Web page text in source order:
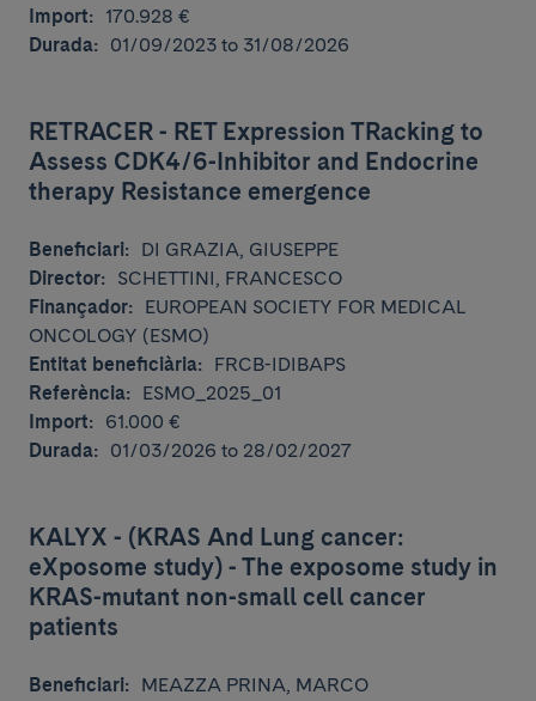
Import:
170.928 €
Durada:
01/09/2023 to 31/08/2026
RETRACER - RET Expression TRacking to
Assess CDK4/6-Inhibitor and Endocrine
therapy Resistance emergence
Beneficiari:
DI GRAZIA, GIUSEPPE
Director:
SCHETTINI, FRANCESCO
Finançador:
EUROPEAN SOCIETY FOR MEDICAL
ONCOLOGY (ESMO)
Entitat beneficiària:
FRCB-IDIBAPS
Referència:
ESMO_2025_01
Import:
61.000 €
Durada:
01/03/2026 to 28/02/2027
KALYX - (KRAS And Lung cancer:
eXposome study) - The exposome study in
KRAS-mutant non-small cell cancer
patients
Beneficiari:
MEAZZA PRINA, MARCO